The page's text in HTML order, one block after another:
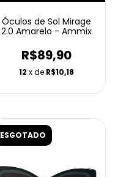
Óculos de Sol Mirage
2.0 Amarelo - Ammix
R$89,90
12 x de R$10,18
ESGOTADO